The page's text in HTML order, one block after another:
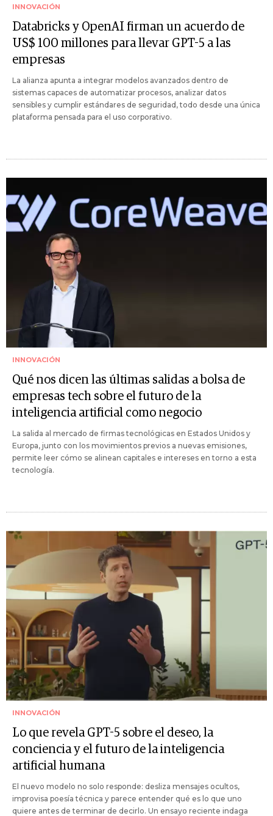
INNOVACIÓN
Databricks y OpenAI firman un acuerdo de
US$ 100 millones para llevar GPT-5 a las
empresas
La alianza apunta a integrar modelos avanzados dentro de
sistemas capaces de automatizar procesos, analizar datos
sensibles y cumplir estándares de seguridad, todo desde una única
plataforma pensada para el uso corporativo.
INNOVACIÓN
Qué nos dicen las últimas salidas a bolsa de
empresas tech sobre el futuro de la
inteligencia artificial como negocio
La salida al mercado de firmas tecnológicas en Estados Unidos y
Europa, junto con los movimientos previos a nuevas emisiones,
permite leer cómo se alinean capitales e intereses en torno a esta
tecnología.
INNOVACIÓN
Lo que revela GPT-5 sobre el deseo, la
conciencia y el futuro de la inteligencia
artificial humana
El nuevo modelo no solo responde: desliza mensajes ocultos,
improvisa poesía técnica y parece entender qué es lo que uno
quiere antes de terminar de decirlo. Un ensayo reciente indaga